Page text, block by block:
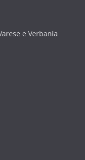
e Verbania